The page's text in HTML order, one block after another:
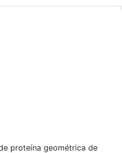
proteína geométrica de